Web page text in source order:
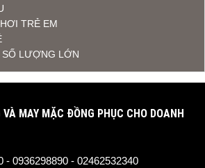
TRẺ EM
SỐ LƯỢNG LỚN
MAY MẶC ĐỒNG PHỤC CHO DOANH
- 0936298890 - 02462532340